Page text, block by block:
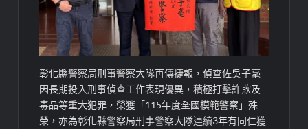
彰化縣警察局刑事警察大隊再傳捷報，偵查佐吳子毫
因長期投入刑事偵查工作表現優異，積極打擊詐欺及
毒品等重大犯罪，榮獲「115年度全國模範警察」殊
榮，亦為彰化縣警察局刑事警察大隊連續3年有同仁獲